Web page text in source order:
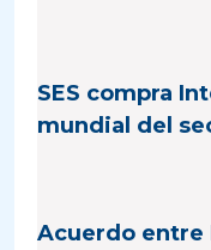
SES compra
mundial del
Acuerdo entre